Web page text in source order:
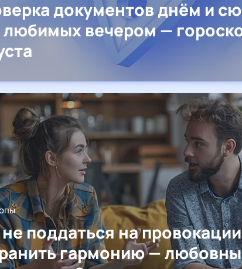
документов днём и
вечером —
поддаться на
гармонию —